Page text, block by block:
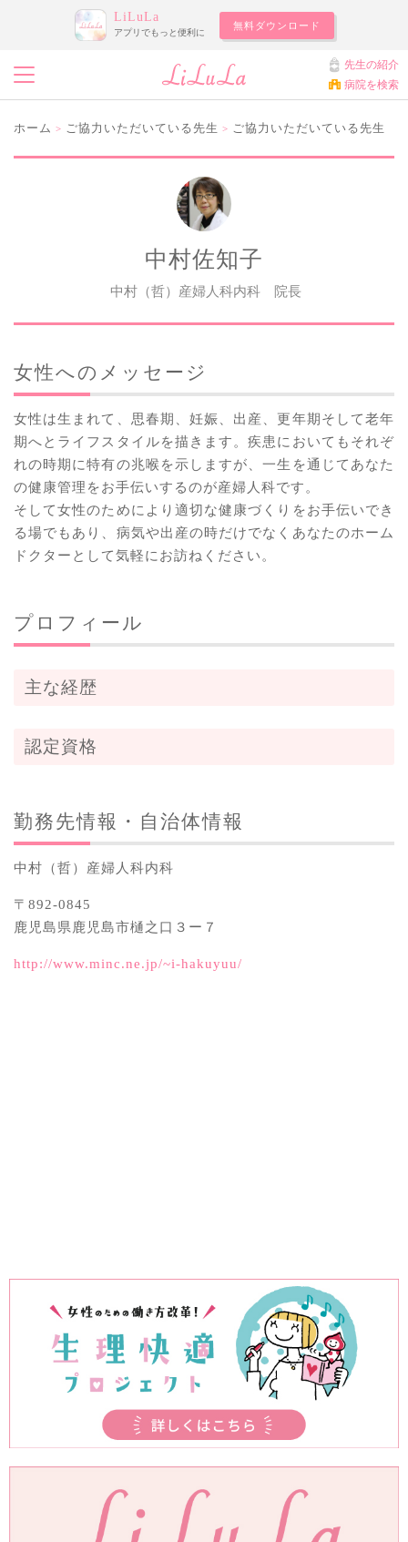
LiLuLa
アプリでもっと便利に
無料ダウンロード
先生の紹介
病院を検索
ホーム > ご協力いただいている先生 > ご協力いただいている先生
中村佐知子
中村（哲）産婦人科内科 院長
女性へのメッセージ
女性は生まれて、思春期、妊娠、出産、更年期そして老年
期へとライフスタイルを描きます。疾患においてもそれぞ
れの時期に特有の兆喉を示しますが、一生を通じてあなた
の健康管理をお手伝いするのが産婦人科です。
そして女性のためにより適切な健康づくりをお手伝いでき
る場でもあり、病気や出産の時だけでなくあなたのホーム
ドクターとして気軽にお訪ねください。
プロフィール
主な経歴
認定資格
勤務先情報・自治体情報
中村（哲）産婦人科内科
〒892-0845
鹿児島県鹿児島市樋之口３ー７
http://www.minc.ne.jp/~i-hakuyuu/